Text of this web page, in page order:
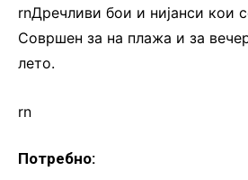
rnДречливи бои и нијанси кои
Совршен за на плажа и за
лето.
rn
Потребно: